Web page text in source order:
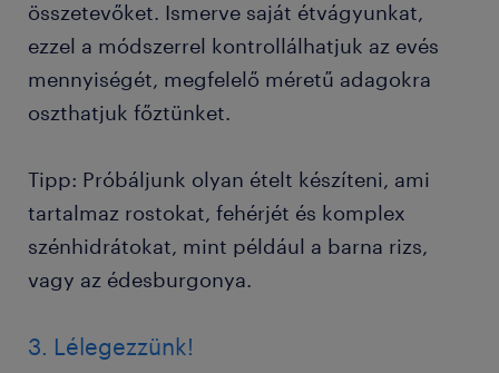
összetevőket. Ismerve saját étvágyunkat,
ezzel a módszerrel kontrollálhatjuk az evés
mennyiségét, megfelelő méretű adagokra
oszthatjuk főztünket.
Tipp: Próbáljunk olyan ételt készíteni, ami
tartalmaz rostokat, fehérjét és komplex
szénhidrátokat, mint például a barna rizs,
vagy az édesburgonya.
3. Lélegezzünk!